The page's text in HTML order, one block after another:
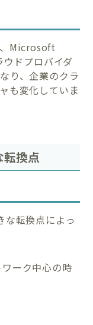
Microsoft
ドプロバイダ
り、企業のクラ
も変化していま
換点
な転換点によっ
ーク中心の時